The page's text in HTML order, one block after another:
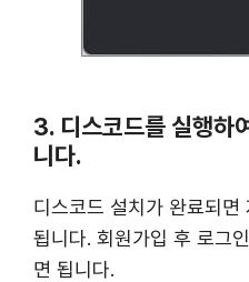
3. 디스코드를 실행하
니다.
디스코드 설치가 완료되면
됩니다. 회원가입 후 로그
면 됩니다.